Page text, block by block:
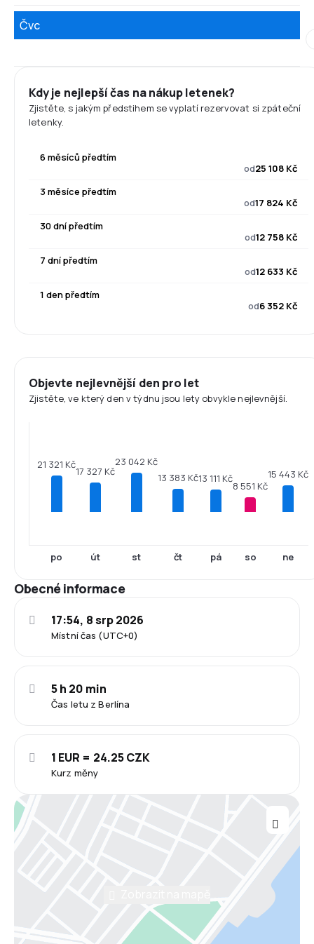
Čvc
Kdy je nejlepší čas na nákup letenek?
Zjistěte, s jakým předstihem se vyplatí rezervovat si zpáteční
letenky.
6 měsíců předtím
od25 108 Kč
3 měsíce předtím
od17 824 Kč
30 dní předtím
od12 758 Kč
7 dní předtím
od12 633 Kč
1 den předtím
od6 352 Kč
Objevte nejlevnější den pro let
Zjistěte, ve který den v týdnu jsou lety obvykle nejlevnější.
21 321 Kč
po
17 327 Kč
út
23 042 Kč
st
13 383 Kč
čt
13 111 Kč
pá
8 551 Kč
so
15 443 Kč
ne
Obecné informace
Místní čas (UTC+0)
17:54, 8 srp 2026
Čas letu z Berlína
5 h 20 min
Kurz měny
1 EUR = 24.25 CZK